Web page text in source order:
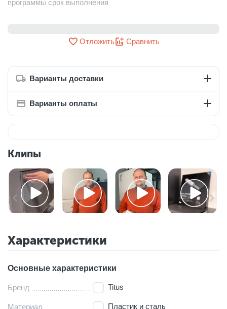
программы срок выполнения
Отложить Сравнить
Варианты доставки
Варианты оплаты
Клипы
Характеристики
Основные характеристики
Бренд Titus
Материал Пластик и сталь